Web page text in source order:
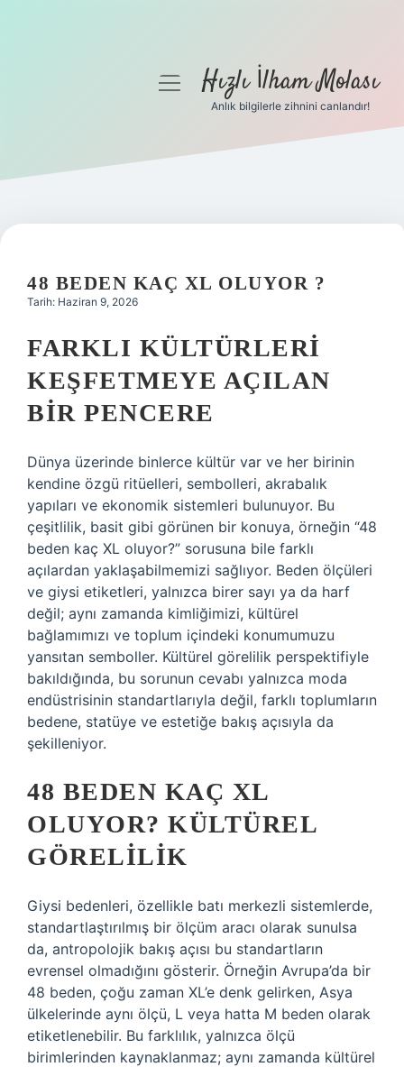
Gizlilik Politikası
Yasal Uyarı
menüyüHızlı İlham Molası
Anlık bilgilerle zihnini canlandır!
48 BEDEN KAÇ XL OLUYOR ?
Tarih: Haziran 9, 2026
FARKLI KÜLTÜRLERI
KEŞFETMEYE AÇILAN
BIR PENCERE
Dünya üzerinde binlerce kültür var ve her birinin
kendine özgü ritüelleri, sembolleri, akrabalık
yapıları ve ekonomik sistemleri bulunuyor. Bu
çeşitlilik, basit gibi görünen bir konuya, örneğin “48
beden kaç XL oluyor?” sorusuna bile farklı
açılardan yaklaşabilmemizi sağlıyor. Beden ölçüleri
ve giysi etiketleri, yalnızca birer sayı ya da harf
değil; aynı zamanda kimliğimizi, kültürel
bağlamımızı ve toplum içindeki konumumuzu
yansıtan semboller. Kültürel görelilik perspektifiyle
bakıldığında, bu sorunun cevabı yalnızca moda
endüstrisinin standartlarıyla değil, farklı toplumların
bedene, statüye ve estetiğe bakış açısıyla da
şekilleniyor.
48 BEDEN KAÇ XL
OLUYOR? KÜLTÜREL
GÖRELILIK
Giysi bedenleri, özellikle batı merkezli sistemlerde,
standartlaştırılmış bir ölçüm aracı olarak sunulsa
da, antropolojik bakış açısı bu standartların
evrensel olmadığını gösterir. Örneğin Avrupa’da bir
48 beden, çoğu zaman XL’e denk gelirken, Asya
ülkelerinde aynı ölçü, L veya hatta M beden olarak
etiketlenebilir. Bu farklılık, yalnızca ölçü
birimlerinden kaynaklanmaz; aynı zamanda kültürel